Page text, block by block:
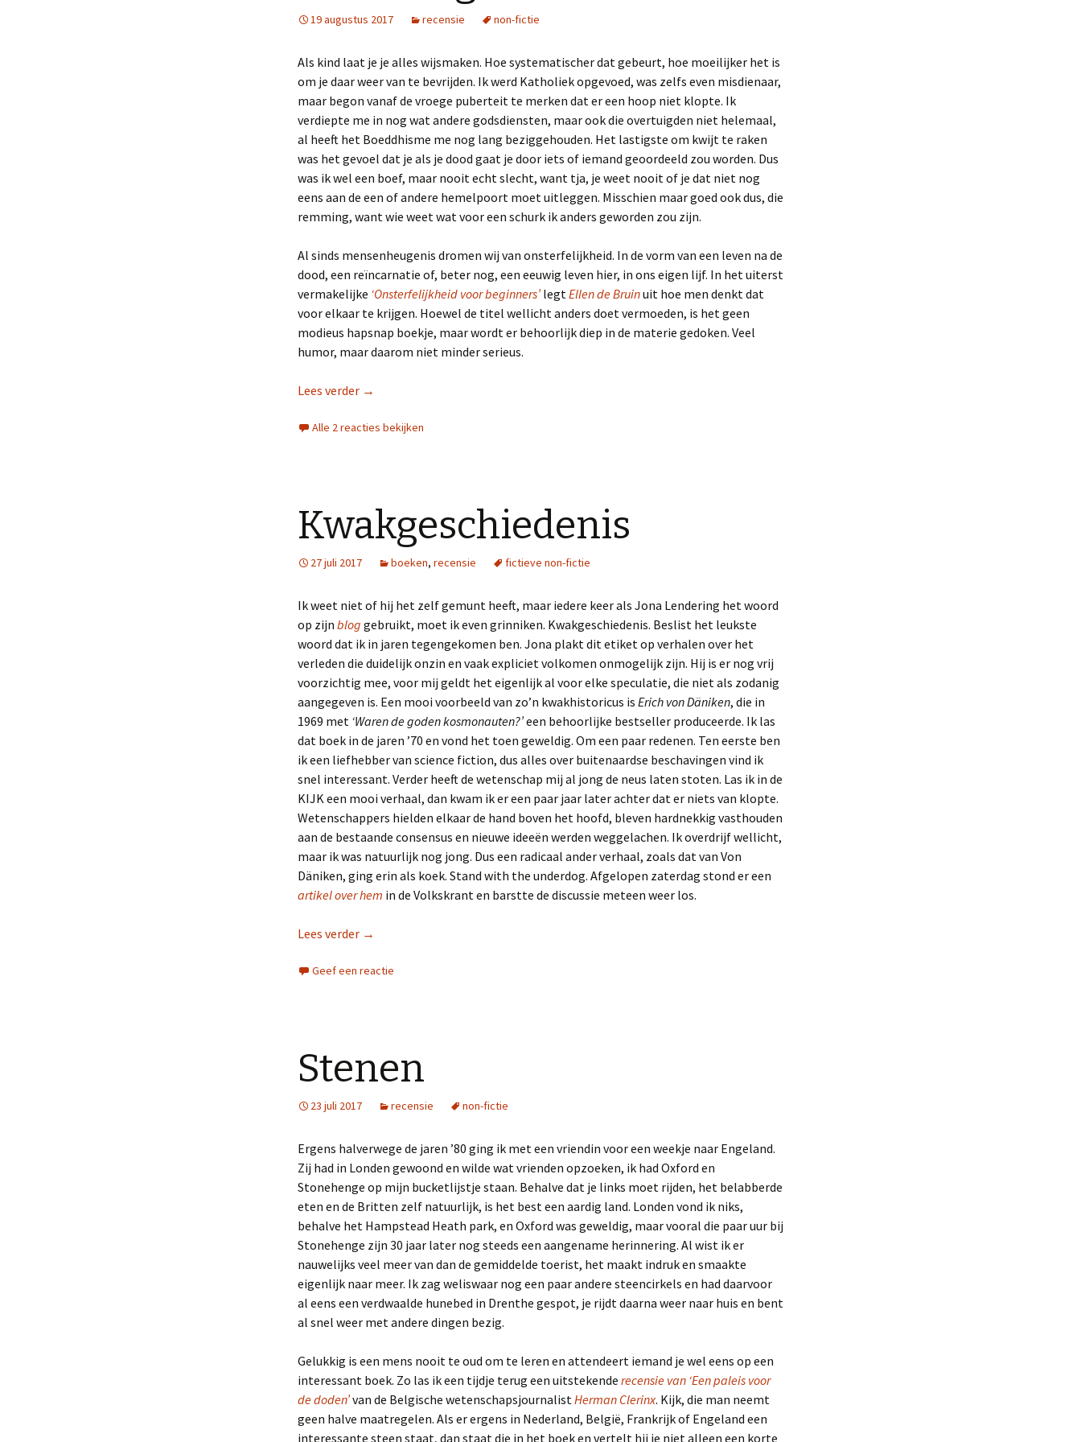
19 augustus 2017 recensie non-fictie
Als kind laat je je alles wijsmaken. Hoe systematischer dat gebeurt, hoe moeilijker het is
om je daar weer van te bevrijden. Ik werd Katholiek opgevoed, was zelfs even misdienaar,
maar begon vanaf de vroege puberteit te merken dat er een hoop niet klopte. Ik
verdiepte me in nog wat andere godsdiensten, maar ook die overtuigden niet helemaal,
al heeft het Boeddhisme me nog lang beziggehouden. Het lastigste om kwijt te raken
was het gevoel dat je als je dood gaat je door iets of iemand geoordeeld zou worden. Dus
was ik wel een boef, maar nooit echt slecht, want tja, je weet nooit of je dat niet nog
eens aan de een of andere hemelpoort moet uitleggen. Misschien maar goed ook dus, die
remming, want wie weet wat voor een schurk ik anders geworden zou zijn.
Al sinds mensenheugenis dromen wij van onsterfelijkheid. In de vorm van een leven na de
dood, een reïncarnatie of, beter nog, een eeuwig leven hier, in ons eigen lijf. In het uiterst
vermakelijke ‘Onsterfelijkheid voor beginners’legtEllen de Bruinuit hoe men denkt dat
voor elkaar te krijgen. Hoewel de titel wellicht anders doet vermoeden, is het geen
modieus hapsnap boekje, maar wordt er behoorlijk diep in de materie gedoken. Veel
humor, maar daarom niet minder serieus.
Lees verder Doodsangst
→
Alle 2 reacties bekijken
Kwakgeschiedenis
27 juli 2017 boeken, recensie fictieve non-fictie
Ik weet niet of hij het zelf gemunt heeft, maar iedere keer als Jona Lendering het woord
op zijn blog gebruikt, moet ik even grinniken. Kwakgeschiedenis. Beslist het leukste
woord dat ik in jaren tegengekomen ben. Jona plakt dit etiket op verhalen over het
verleden die duidelijk onzin en vaak expliciet volkomen onmogelijk zijn. Hij is er nog vrij
voorzichtig mee, voor mij geldt het eigenlijk al voor elke speculatie, die niet als zodanig
aangegeven is. Een mooi voorbeeld van zo’n kwakhistoricus is Erich von Däniken, die in
1969 met ‘Waren de goden kosmonauten?’een behoorlijke bestseller produceerde. Ik las
dat boek in de jaren ’70 en vond het toen geweldig. Om een paar redenen. Ten eerste ben
ik een liefhebber van science fiction, dus alles over buitenaardse beschavingen vind ik
snel interessant. Verder heeft de wetenschap mij al jong de neus laten stoten. Las ik in de
KIJK een mooi verhaal, dan kwam ik er een paar jaar later achter dat er niets van klopte.
Wetenschappers hielden elkaar de hand boven het hoofd, bleven hardnekkig vasthouden
aan de bestaande consensus en nieuwe ideeën werden weggelachen. Ik overdrijf wellicht,
maar ik was natuurlijk nog jong. Dus een radicaal ander verhaal, zoals dat van Von
Däniken, ging erin als koek. Stand with the underdog. Afgelopen zaterdag stond er een
artikel over hem in de Volkskrant en barstte de discussie meteen weer los.
Lees verder Kwakgeschiedenis
→
Geef een reactie
Stenen
23 juli 2017 recensie non-fictie
Ergens halverwege de jaren ’80 ging ik met een vriendin voor een weekje naar Engeland.
Zij had in Londen gewoond en wilde wat vrienden opzoeken, ik had Oxford en
Stonehenge op mijn bucketlijstje staan. Behalve dat je links moet rijden, het belabberde
eten en de Britten zelf natuurlijk, is het best een aardig land. Londen vond ik niks,
behalve het Hampstead Heath park, en Oxford was geweldig, maar vooral die paar uur bij
Stonehenge zijn 30 jaar later nog steeds een aangename herinnering. Al wist ik er
nauwelijks veel meer van dan de gemiddelde toerist, het maakt indruk en smaakte
eigenlijk naar meer. Ik zag weliswaar nog een paar andere steencirkels en had daarvoor
al eens een verdwaalde hunebed in Drenthe gespot, je rijdt daarna weer naar huis en bent
al snel weer met andere dingen bezig.
Gelukkig is een mens nooit te oud om te leren en attendeert iemand je wel eens op een
interessant boek. Zo las ik een tijdje terug een uitstekende recensie van ‘Een paleis voor
de doden’van de Belgische wetenschapsjournalistHerman Clerinx. Kijk, die man neemt
geen halve maatregelen. Als er ergens in Nederland, België, Frankrijk of Engeland een
interessante steen staat, dan staat die in het boek en vertelt hij je niet alleen een korte